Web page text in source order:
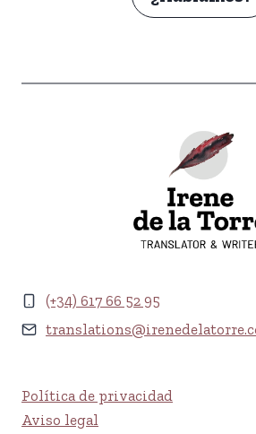
(+34) 617 66 52 95
Política de privacidad
Aviso legal